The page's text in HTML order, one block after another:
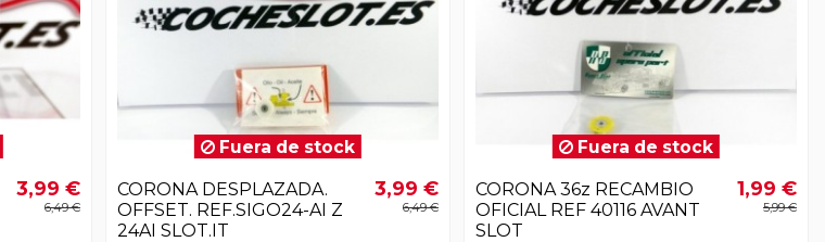
3,99 €
6,49 €
Fuera de stock
CORONA DESPLAZADA.
OFFSET. REF.SIGO24-AI Z
24AI SLOT.IT
3,99 €
6,49 €
Fuera de stock
CORONA 36z RECAMBIO
OFICIAL REF 40116 AVANT
SLOT
1,99 €
5,99 €